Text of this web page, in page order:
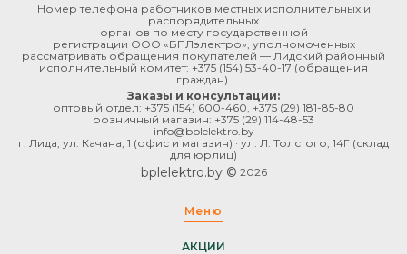
Номер телефона работников местных исполнительных и
распорядительных
органов по месту государственной
регистрации ООО «БПЛэлектро», уполномоченных
рассматривать обращения покупателей — Лидский районный
исполнительный комитет: +375 (154) 53-40-17 (обращения
граждан).
Заказы и консультации:
оптовый отдел: +375 (154) 600-460 +375 (29) 181-85-80
розничный магазин: +375 (29) 114-48-53
info@bplelektro.by
г. Лида, ул. Качана, 1 (офис и магазин) · ул. Л. Толстого, 14Г (склад
для юрлиц)
bplelektro.by © 2026
Меню
АКЦИИ